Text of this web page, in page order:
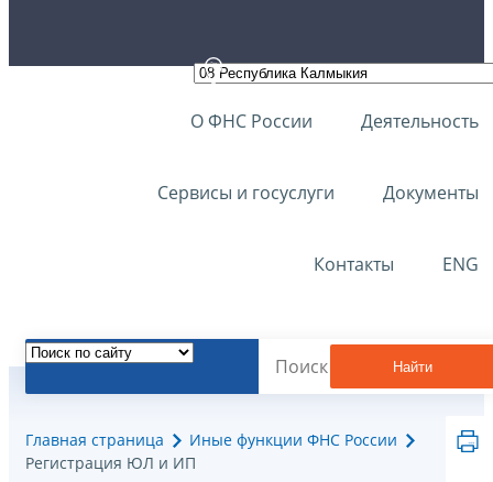
О ФНС России Деятельность
Сервисы и госуслуги Документы
Контакты ENG
Найти
Главная страница
Иные функции ФНС России
Регистрация ЮЛ и ИП